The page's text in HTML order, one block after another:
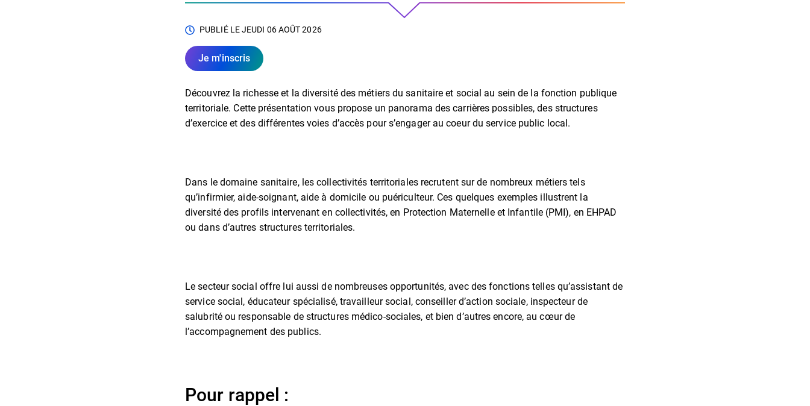
PUBLIÉ LEJEUDI 06 AOÛT 2026
Je m'inscris
Découvrez la richesse et la diversité des métiers du sanitaire et social au sein de la fonction publique
territoriale. Cette présentation vous propose un panorama des carrières possibles, des structures
d’exercice et des différentes voies d’accès pour s’engager au coeur du service public local.
Dans le domaine sanitaire, les collectivités territoriales recrutent sur de nombreux métiers tels
qu’infirmier, aide-soignant, aide à domicile ou puériculteur. Ces quelques exemples illustrent la
diversité des profils intervenant en collectivités, en Protection Maternelle et Infantile (PMI), en EHPAD
ou dans d’autres structures territoriales.
Le secteur social offre lui aussi de nombreuses opportunités, avec des fonctions telles qu’assistant de
service social, éducateur spécialisé, travailleur social, conseiller d’action sociale, inspecteur de
salubrité ou responsable de structures médico-sociales, et bien d’autres encore, au cœur de
l’accompagnement des publics.
Pour rappel :